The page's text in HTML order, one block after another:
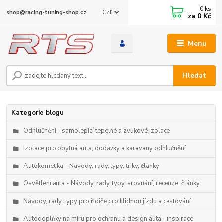
Menu
CZK
Hledat
shop@racing-tuning-shop.cz 0 ks
za 0 Kč
Kategorie blogu
Odhlučnění - samolepící tepelné a zvukové izolace
Izolace pro obytná auta, dodávky a karavany odhlučnění
Autokometika - Návody, rady, typy, triky, články
Osvětlení auta - Návody, rady, typy, srovnání, recenze, články
Návody, rady, typy pro řidiče pro klidnou jízdu a cestování
Autodoplňky na míru pro ochranu a design auta - inspirace